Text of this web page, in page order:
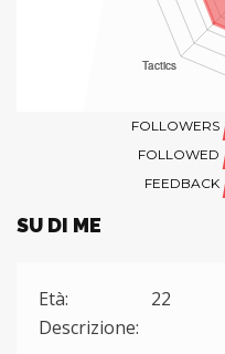
FOLLOWERS
FOLLOWED
FEEDBACK
SU DI ME
Età:
22
Descrizione: